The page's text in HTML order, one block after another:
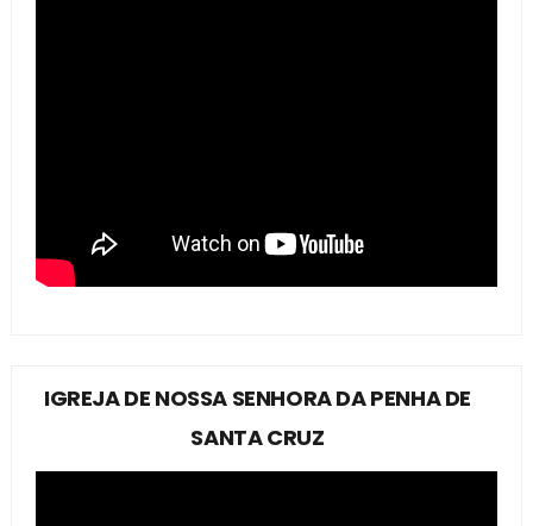
IGREJA DE NOSSA SENHORA DA PENHA DE
SANTA CRUZ